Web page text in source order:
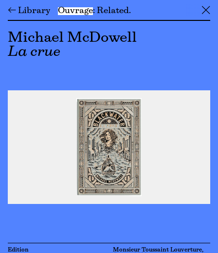
← Library Ouvrage Related ╳
Michael McDowell
La crue
Edition
Monsieur Toussaint Louverture,